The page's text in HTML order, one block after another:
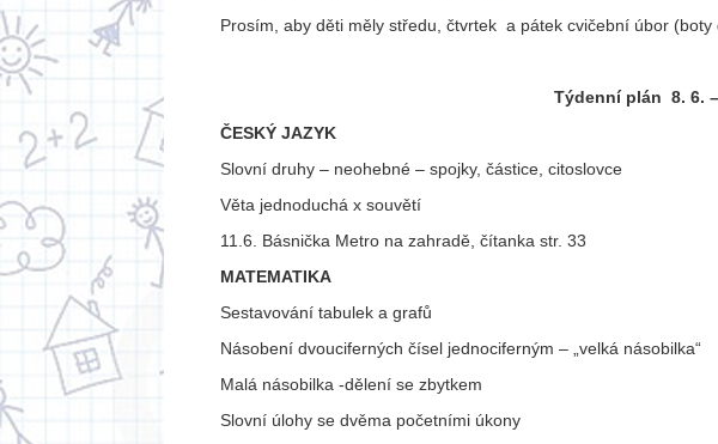
Prosím, aby děti měly středu, čtvrtek a pátek cvičební úbor (boty
Týdenní plán 8. 6.
ČESKÝ JAZYK
Slovní druhy – neohebné – spojky, částice, citoslovce
Věta jednoduchá x souvětí
11.6. Básnička Metro na zahradě, čítanka str. 33
MATEMATIKA
Sestavování tabulek a grafů
Násobení dvouciferných čísel jednociferným – „velká násobilka“
Malá násobilka -dělení se zbytkem
Slovní úlohy se dvěma početními úkony